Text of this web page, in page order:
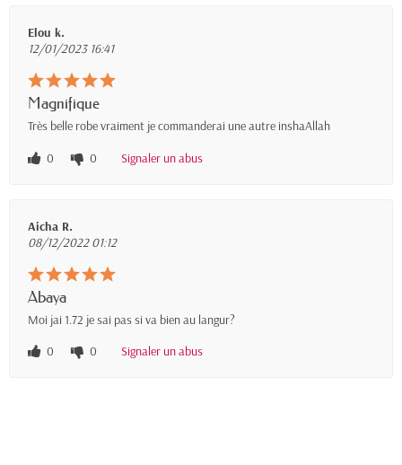
Elou k.
12/01/2023 16:41
Magnifique
Très belle robe vraiment je commanderai une autre inshaAllah
0
0 Signaler un abus
Aicha R.
08/12/2022 01:12
Abaya
Moi jai 1.72 je sai pas si va bien au langur?
0
0 Signaler un abus